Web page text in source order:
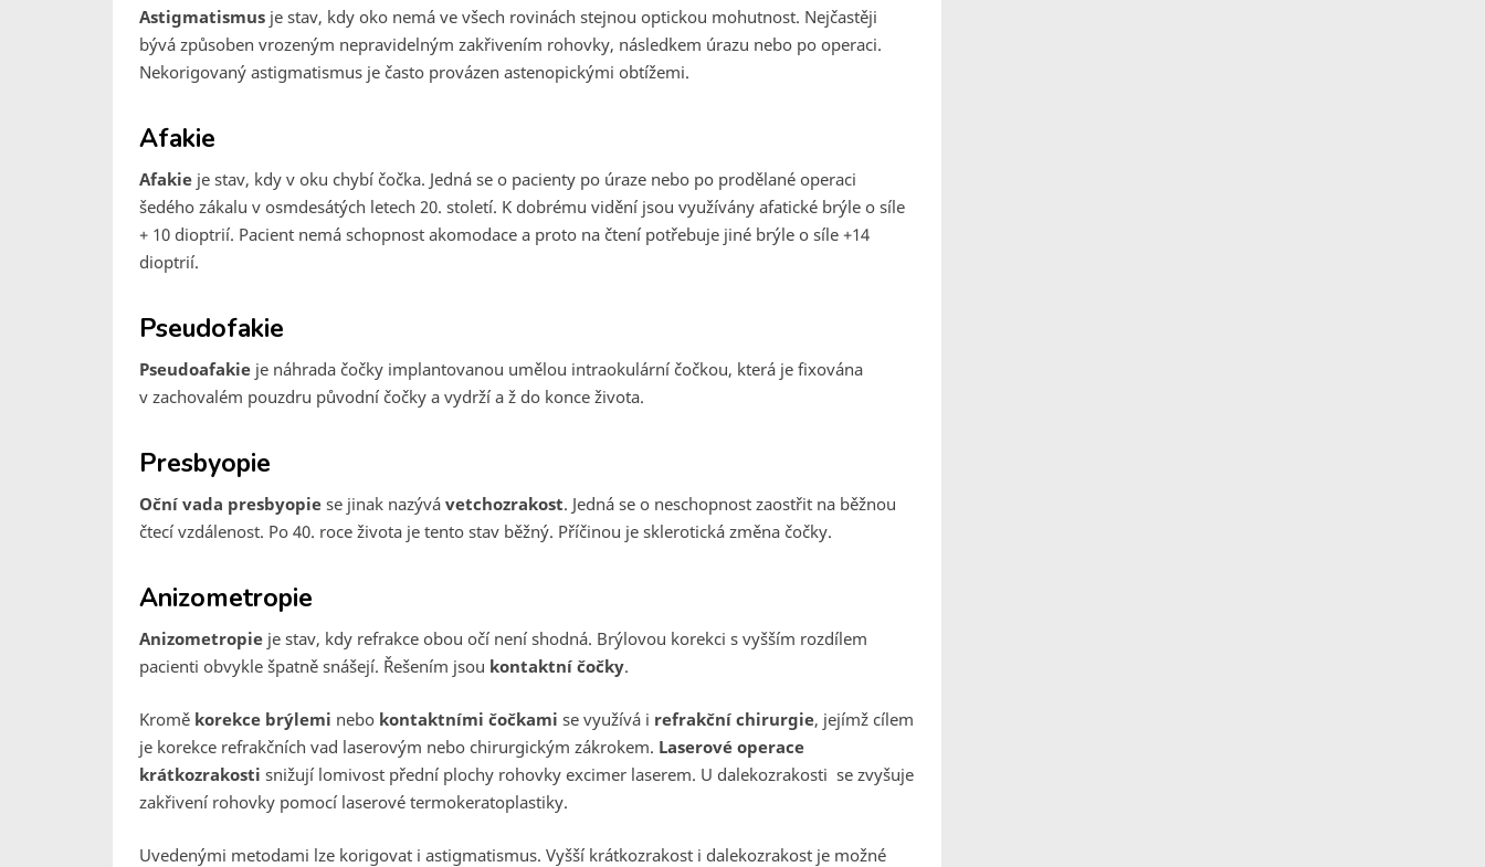
Astigmatismus je stav, kdy oko nemá ve všech rovinách stejnou optickou mohutnost. Nejčastěji
bývá způsoben vrozeným nepravidelným zakřivením rohovky, následkem úrazu nebo po operaci.
Nekorigovaný astigmatismus je často provázen astenopickými obtížemi.
Afakie
Afakie je stav, kdy v oku chybí čočka. Jedná se o pacienty po úraze nebo po prodělané operaci
šedého zákalu v osmdesátých letech 20. století. K dobrému vidění jsou využívány afatické brýle o síle
+ 10 dioptrií. Pacient nemá schopnost akomodace a proto na čtení potřebuje jiné brýle o síle +14
dioptrií.
Pseudofakie
Pseudoafakie je náhrada čočky implantovanou umělou intraokulární čočkou, která je fixována
v zachovalém pouzdru původní čočky a vydrží a ž do konce života.
Presbyopie
Oční vada presbyopie se jinak nazývá vetchozrakost. Jedná se o neschopnost zaostřit na běžnou
čtecí vzdálenost. Po 40. roce života je tento stav běžný. Příčinou je sklerotická změna čočky.
Anizometropie
Anizometropie je stav, kdy refrakce obou očí není shodná. Brýlovou korekci s vyšším rozdílem
pacienti obvykle špatně snášejí. Řešením jsou kontaktní čočky.
Kromě korekce brýlemi nebo kontaktními čočkami se využívá i refrakční chirurgie, jejímž cílem
je korekce refrakčních vad laserovým nebo chirurgickým zákrokem. Laserové operace
krátkozrakosti snižují lomivost přední plochy rohovky excimer laserem. U dalekozrakosti se zvyšuje
zakřivení rohovky pomocí laserové termokeratoplastiky.
Uvedenými metodami lze korigovat i astigmatismus. Vyšší krátkozrakost i dalekozrakost je možné